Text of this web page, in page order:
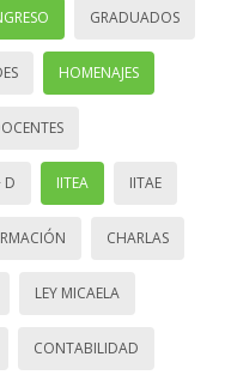
GRADUADOS
HOMENAJES
D IITEA IITAE
CHARLAS
LEY MICAELA
CONTABILIDAD